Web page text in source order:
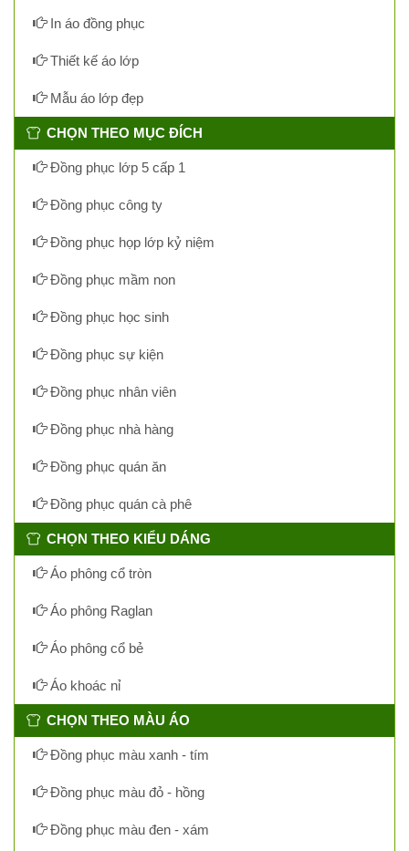
In áo đồng phục
Thiết kế áo lớp
Mẫu áo lớp đẹp
CHỌN THEO MỤC ĐÍCH
Đồng phục lớp 5 cấp 1
Đồng phục công ty
Đồng phục họp lớp kỷ niệm
Đồng phục mầm non
Đồng phục học sinh
Đồng phục sự kiện
Đồng phục nhân viên
Đồng phục nhà hàng
Đồng phục quán ăn
Đồng phục quán cà phê
CHỌN THEO KIỂU DÁNG
Áo phông cổ tròn
Áo phông Raglan
Áo phông cổ bẻ
Áo khoác nỉ
CHỌN THEO MÀU ÁO
Đồng phục màu xanh - tím
Đồng phục màu đỏ - hồng
Đồng phục màu đen - xám